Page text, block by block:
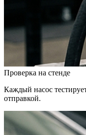
Проверка на стенде
Каждый насос
отправкой.